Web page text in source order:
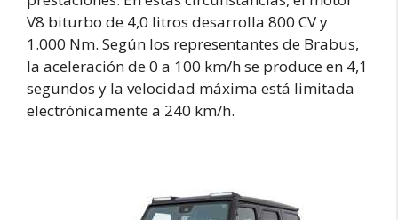
V8 biturbo de 4,0 litros desarrolla 800 CV y
1.000 Nm. Según los representantes de Brabus,
la aceleración de 0 a 100 km/h se produce en 4,1
segundos y la velocidad máxima está limitada
electrónicamente a 240 km/h.